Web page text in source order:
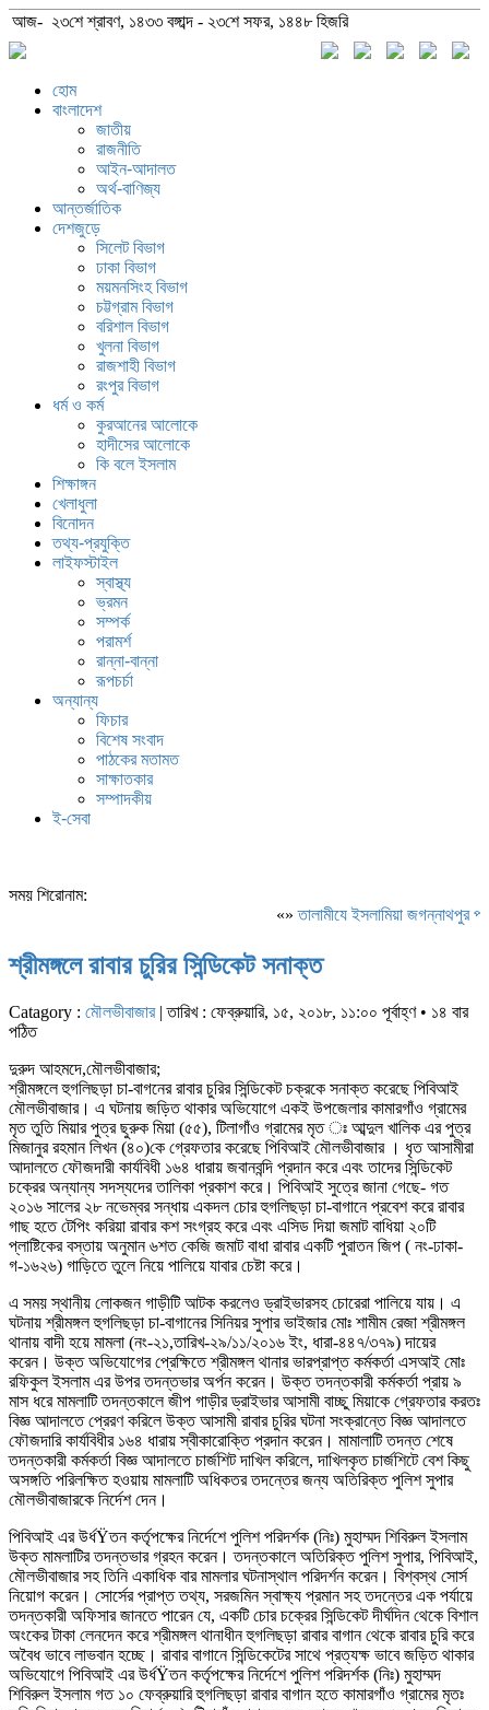
আজ- ২৩শে শ্রাবণ, ১৪৩৩ বঙ্গাব্দ - ২৩শে সফর, ১৪৪৮ হিজরি
হোম
বাংলাদেশ
জাতীয়
রাজনীতি
আইন-আদালত
অর্থ-বাণিজ্য
আন্তর্জাতিক
দেশজুড়ে
সিলেট বিভাগ
ঢাকা বিভাগ
ময়মনসিংহ বিভাগ
চট্টগ্রাম বিভাগ
বরিশাল বিভাগ
খুলনা বিভাগ
রাজশাহী বিভাগ
রংপুর বিভাগ
ধর্ম ও কর্ম
কুরআনের আলোকে
হাদীসের আলোকে
কি বলে ইসলাম
শিক্ষাঙ্গন
খেলাধুলা
বিনোদন
তথ্য-প্রযুক্তি
লাইফস্টাইল
স্বাস্থ্য
ভ্রমন
সম্পর্ক
পরামর্শ
রান্না-বান্না
রূপচর্চা
অন্যান্য
ফিচার
বিশেষ সংবাদ
পাঠকের মতামত
সাক্ষাতকার
সম্পাদকীয়
ই-সেবা
সময় শিরোনাম:
«»‎তালামীযে ইসলামিয়া জগন্নাথপুর
শ্রীমঙ্গলে রাবার চুরির সিন্ডিকেট সনাক্ত
Catagory : মৌলভীবাজার| তারিখ : ফেব্রুয়ারি, ১৫, ২০১৮, ১১:০০ পূর্বাহ্ণ • ১৪ বার
পঠিত
দুরুদ আহমদে,মৌলভীবাজার;
শ্রীমঙ্গলে হুগলিছড়া চা-বাগনের রাবার চুরির সিন্ডিকেট চক্রকে সনাক্ত করেছে পিবিআই
মৌলভীবাজার। এ ঘটনায় জড়িত থাকার অভিযোগে একই উপজেলার কামারগাঁও গ্রামের
মৃত তুতি মিয়ার পুত্র ছুরুক মিয়া (৫৫), টিলাগাঁও গ্রামের মৃত ঃ আব্দুল খালিক এর পুত্র
মিজানুর রহমান লিখন (৪০)কে গ্রেফতার করেছে পিবিআই মৌলভীবাজার । ধৃত আসামীরা
আদালতে ফৌজদারী কার্যবিধী ১৬৪ ধারায় জবানবন্দি প্রদান করে এবং তাদের সিন্ডিকেট
চক্রের অন্যান্য সদস্যদের তালিকা প্রকাশ করে। পিবিআই সুত্রে জানা গেছে- গত
২০১৬ সালের ২৮ নভেম্বর সন্ধায় একদল চোর হুগলিছড়া চা-বাগানে প্রবেশ করে রাবার
গাছ হতে টেপিং করিয়া রাবার কশ সংগ্রহ করে এবং এসিড দিয়া জমাট বাধিয়া ২০টি
প্লাষ্টিকের বস্তায় অনুমান ৬শত কেজি জমাট বাধা রাবার একটি পুরাতন জিপ ( নং-ঢাকা-
গ-১৬২৬) গাড়িতে তুলে নিয়ে পালিয়ে যাবার চেষ্টা করে।
এ সময় স্থানীয় লোকজন গাড়ীটি আটক করলেও ড্রাইভারসহ চোরেরা পালিয়ে যায়। এ
ঘটনায় শ্রীমঙ্গল হুগলিছড়া চা-বাগানের সিনিয়র সুপার ভাইজার মোঃ শামীম রেজা শ্রীমঙ্গল
থানায় বাদী হয়ে মামলা (নং-২১,তারিখ-২৯/১১/২০১৬ ইং, ধারা-৪৪৭/৩৭৯) দায়ের
করেন। উক্ত অভিযোগের প্রেক্ষিতে শ্রীমঙ্গল থানার ভারপ্রাপ্ত কর্মকর্তা এসআই মোঃ
রফিকুল ইসলাম এর উপর তদন্তভার অর্পন করেন। উক্ত তদন্তকারী কর্মকর্তা প্রায় ৯
মাস ধরে মামলাটি তদন্তকালে জীপ গাড়ীর ড্রাইভার আসামী বাচ্ছু মিয়াকে গ্রেফতার করতঃ
বিজ্ঞ আদালতে প্রেরণ করিলে উক্ত আসামী রাবার চুরির ঘটনা সংক্রান্তে বিজ্ঞ আদালতে
ফৌজদারি কার্যবিধীর ১৬৪ ধারায় স্বীকারোক্তি প্রদান করেন। মামালাটি তদন্ত শেষে
তদন্তকারী কর্মকর্তা বিজ্ঞ আদালতে চার্জশিট দাখিল করিলে, দাখিলকৃত চার্জশিটে বেশ কিছু
অসঙ্গতি পরিলক্ষিত হওয়ায় মামলাটি অধিকতর তদন্তের জন্য অতিরিক্ত পুলিশ সুপার
মৌলভীবাজারকে নির্দেশ দেন।
পিবিআই এর উর্ধŸতন কর্তৃপক্ষের নির্দেশে পুলিশ পরিদর্শক (নিঃ) মুহাম্মদ শিবিরুল ইসলাম
উক্ত মামলাটির তদন্তভার গ্রহন করেন। তদন্তকালে অতিরিক্ত পুলিশ সুপার, পিবিআই,
মৌলভীবাজার সহ তিনি একাধিক বার মামলার ঘটনাস্থাল পরিদর্শন করেন। বিশ্বস্থ সোর্স
নিয়োগ করেন। সোর্সের প্রাপ্ত তথ্য, সরজমিন স্বাক্ষ্য প্রমান সহ তদন্তের এক পর্যায়ে
তদন্তকারী অফিসার জানতে পারেন যে, একটি চোর চক্রের সিন্ডিকেট দীর্ঘদিন থেকে বিশাল
অংকের টাকা লেনদেন করে শ্রীমঙ্গল থানাধীন হুগলিছড়া রাবার বাগান থেকে রাবার চুরি করে
অবৈধ ভাবে লাভবান হচ্ছে। রাবার বাগানে সিন্ডিকেটের সাথে প্রত্যক্ষ ভাবে জড়িত থাকার
অভিযোগে পিবিআই এর উর্ধŸতন কর্তৃপক্ষের নির্দেশে পুলিশ পরিদর্শক (নিঃ) মুহাম্মদ
শিবিরুল ইসলাম গত ১০ ফেব্রুয়ারি হুগলিছড়া রাবার বাগান হতে কামারগাঁও গ্রামের মৃতঃ